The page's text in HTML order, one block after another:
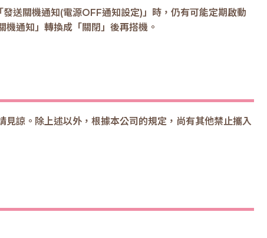
送關機通知(電源OFF通知設定)」時，仍有可能定期啟動
通知」轉換成「關閉」後再搭機。
諒。除上述以外，根據本公司的規定，尚有其他禁止攜入